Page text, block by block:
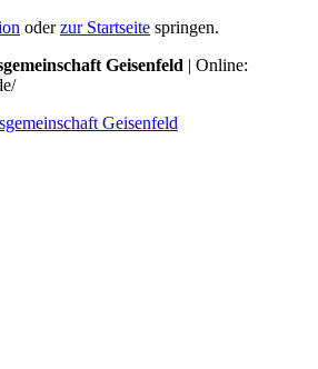
oderzur Startseite springen.
Geisenfeld | Online: